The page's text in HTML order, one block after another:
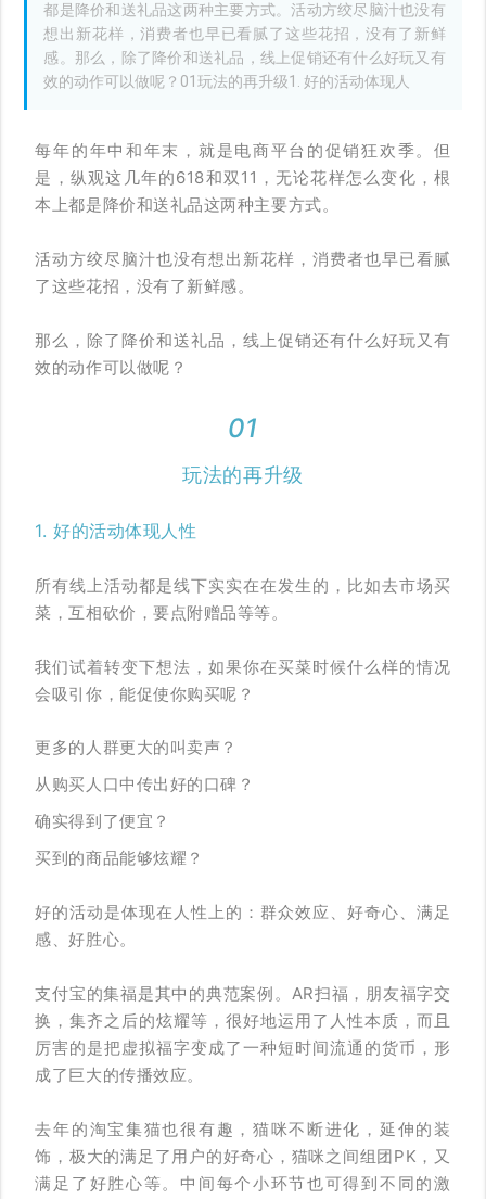
都是降价和送礼品这两种主要方式。活动方绞尽脑汁也没有
想出新花样，消费者也早已看腻了这些花招，没有了新鲜
感。那么，除了降价和送礼品，线上促销还有什么好玩又有
效的动作可以做呢？01玩法的再升级1. 好的活动体现人
每年的年中和年末，就是电商平台的促销狂欢季。但
是，纵观这几年的618和双11，无论花样怎么变化，根
本上都是降价和送礼品这两种主要方式。
活动方绞尽脑汁也没有想出新花样，消费者也早已看腻
了这些花招，没有了新鲜感。
那么，除了降价和送礼品，线上促销还有什么好玩又有
效的动作可以做呢？
01
玩法的再升级
1. 好的活动体现人性
所有线上活动都是线下实实在在发生的，比如去市场买
菜，互相砍价，要点附赠品等等。
我们试着转变下想法，如果你在买菜时候什么样的情况
会吸引你，能促使你购买呢？
更多的人群更大的叫卖声？
从购买人口中传出好的口碑？
确实得到了便宜？
买到的商品能够炫耀？
好的活动是体现在人性上的：群众效应、好奇心、满足
感、好胜心。
支付宝的集福是其中的典范案例。AR扫福，朋友福字交
换，集齐之后的炫耀等，很好地运用了人性本质，而且
厉害的是把虚拟福字变成了一种短时间流通的货币，形
成了巨大的传播效应。
去年的淘宝集猫也很有趣，猫咪不断进化，延伸的装
饰，极大的满足了用户的好奇心，猫咪之间组团PK，又
满足了好胜心等。中间每个小环节也可得到不同的激